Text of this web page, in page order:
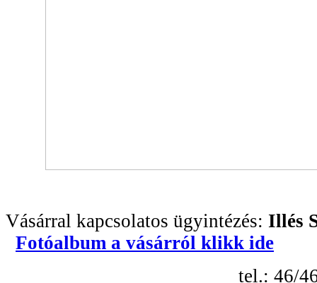
Vásárral kapcsolatos ügyintézés: Illés
Fotóalbum a vásárról klikk ide
tel.: 46/